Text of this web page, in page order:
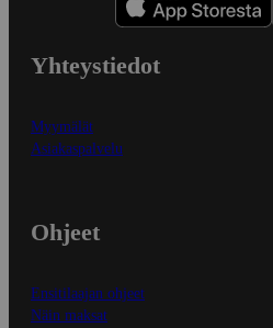
Yhteystiedot
Myymälät
Asiakaspalvelu
Ohjeet
Ensitilaajan ohjeet
Näin maksat